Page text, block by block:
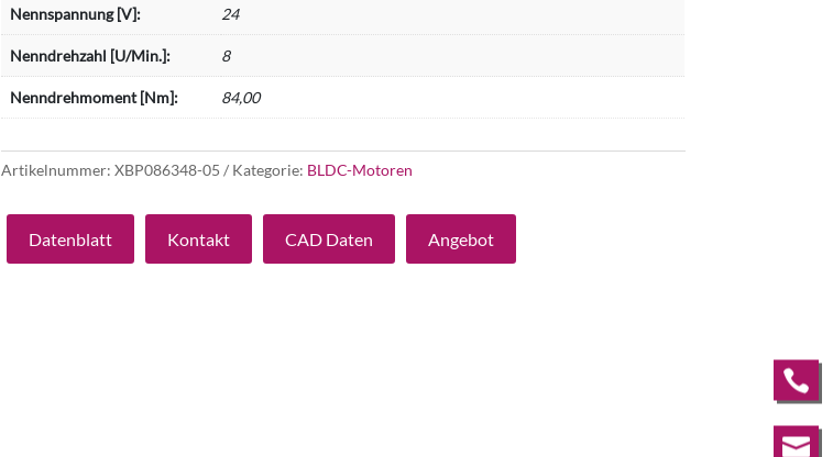
Nennspannung [V]: 24
Nenndrehzahl [U/Min.]: 8
Nenndrehmoment [Nm]: 84,00
Artikelnummer:XBP086348-05 Kategorie: BLDC-Motoren
Datenblatt Kontakt CAD Daten Angebot

